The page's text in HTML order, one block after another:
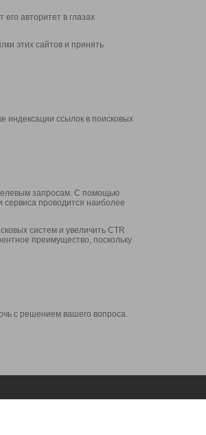
авторитет в глазах
этих сайтов и принять
индексации ссылок в поисковых
запросам. С помощью
проводится наиболее
систем и увеличить CTR
преимущество, поскольку
с решением вашего вопроса.